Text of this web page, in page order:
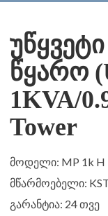
წყარო
1KVA/
Tower
მოდელი: MP 1k H
მწარმოებელი:
გარანტია: 24 თვე